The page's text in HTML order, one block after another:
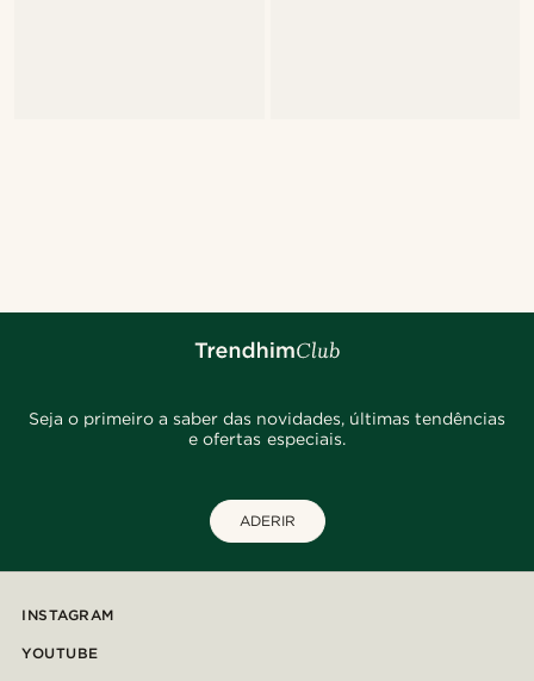
Seja o primeiro a saber das novidades, últimas tendências
e ofertas especiais.
ADERIR
INSTAGRAM
YOUTUBE